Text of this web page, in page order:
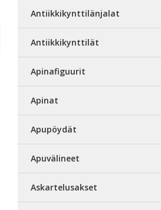
Antiikkikynttilänjalat
Antiikkikynttilät
Apinafiguurit
Apinat
Apupöydät
Apuvälineet
Askartelusakset